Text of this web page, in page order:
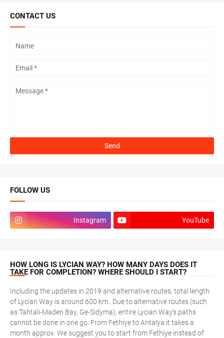
CONTACT US
FOLLOW US
Instagram YouTube
HOW LONG IS LYCIAN WAY? HOW MANY DAYS DOES IT
TAKE FOR COMPLETION? WHERE SHOULD I START?
Including the updates in 2019 and alternative routes, total length
of Lycian Way is around 600 km.. Due to alternative routes (such
as Tahtali-Maden Bay, Ge-Sidyma), entire Lycian Way's paths
cannot be done in one go. From Fethiye to Antalya it takes a
month approx. We suggest you to start from Fethiye instead of